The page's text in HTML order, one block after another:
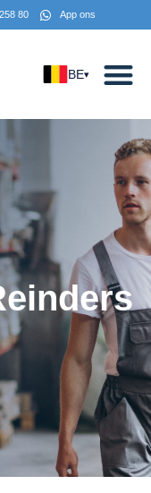
80 App ons
BE▾